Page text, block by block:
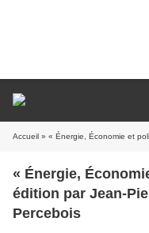
Accueil » « Énergie, Économie et
« Énergie,
édition par Jean-
Percebois